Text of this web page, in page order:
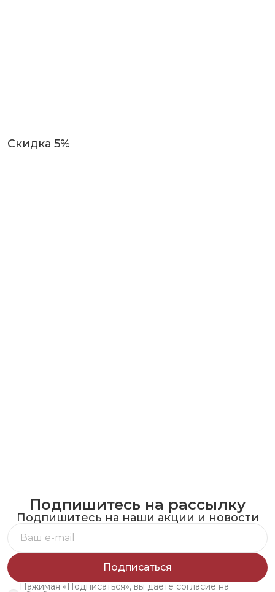
Скидка 5%
Подпишитесь на рассылку
Подпишитесь на наши акции и новости
Подписаться
Нажимая «Подписаться», вы даете согласие на